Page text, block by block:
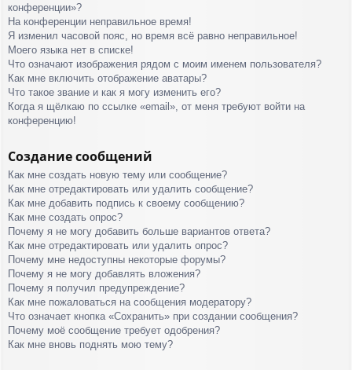
конференции»?
На конференции неправильное время!
Я изменил часовой пояс, но время всё равно неправильное!
Моего языка нет в списке!
Что означают изображения рядом с моим именем пользователя?
Как мне включить отображение аватары?
Что такое звание и как я могу изменить его?
Когда я щёлкаю по ссылке «email», от меня требуют войти на
конференцию!
Создание сообщений
Как мне создать новую тему или сообщение?
Как мне отредактировать или удалить сообщение?
Как мне добавить подпись к своему сообщению?
Как мне создать опрос?
Почему я не могу добавить больше вариантов ответа?
Как мне отредактировать или удалить опрос?
Почему мне недоступны некоторые форумы?
Почему я не могу добавлять вложения?
Почему я получил предупреждение?
Как мне пожаловаться на сообщения модератору?
Что означает кнопка «Сохранить» при создании сообщения?
Почему моё сообщение требует одобрения?
Как мне вновь поднять мою тему?